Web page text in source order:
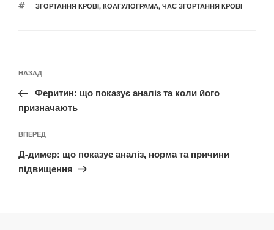
ПОЗНАЧКИ
ЗГОРТАННЯ КРОВІ, КОАГУЛОГРАМА, ЧАС ЗГОРТАННЯ КРОВІ
записів
Попередній
запис:
НАЗАД
Феритин: що показує аналіз та коли його
призначають
Наступний
запис
ВПЕРЕД
Д-димер: що показує аналіз, норма та причини
підвищення